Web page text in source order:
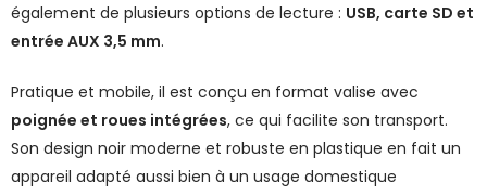
également de plusieurs options de lecture : USB, carte SD et
entrée AUX 3,5 mm.
Pratique et mobile, il est conçu en format valise avec
poignée et roues intégrées, ce qui facilite son transport.
Son design noir moderne et robuste en plastique en fait un
appareil adapté aussi bien à un usage domestique